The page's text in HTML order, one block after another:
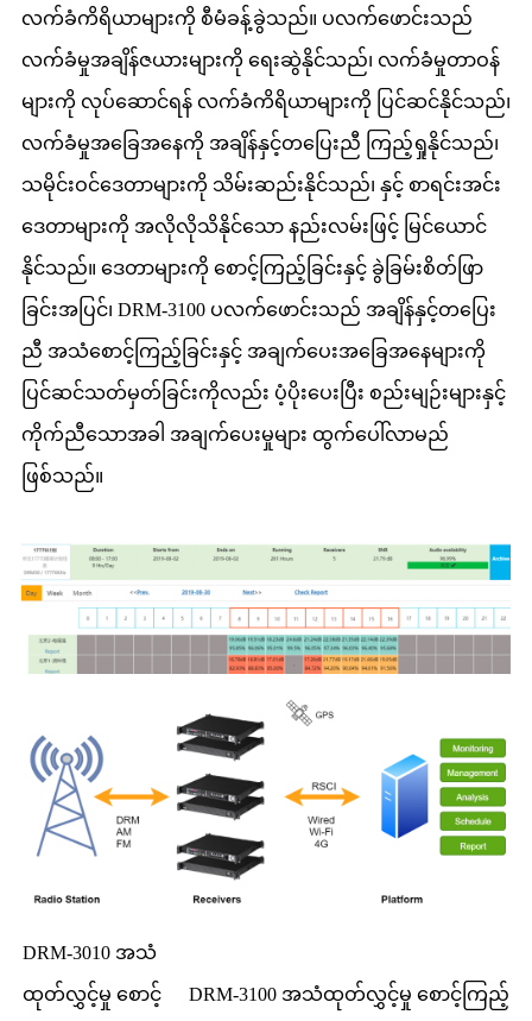
လက်ခံကိရိယာများကို စီမံခန့်ခွဲသည်။ ပလက်ဖောင်းသည်
လက်ခံမှုအချိန်ဇယားများကို ရေးဆွဲနိုင်သည်၊ လက်ခံမှုတာဝန်
များကို လုပ်ဆောင်ရန် လက်ခံကိရိယာများကို ပြင်ဆင်နိုင်သည်၊
လက်ခံမှုအခြေအနေကို အချိန်နှင့်တပြေးညီ ကြည့်ရှုနိုင်သည်၊
သမိုင်းဝင်ဒေတာများကို သိမ်းဆည်းနိုင်သည်၊ နှင့် စာရင်းအင်း
ဒေတာများကို အလိုလိုသိနိုင်သော နည်းလမ်းဖြင့် မြင်ယောင်
နိုင်သည်။ ဒေတာများကို စောင့်ကြည့်ခြင်းနှင့် ခွဲခြမ်းစိတ်ဖြာ
ခြင်းအပြင်၊ DRM-3100 ပလက်ဖောင်းသည် အချိန်နှင့်တပြေး
ညီ အသံစောင့်ကြည့်ခြင်းနှင့် အချက်ပေးအခြေအနေများကို
ပြင်ဆင်သတ်မှတ်ခြင်းကိုလည်း ပံ့ပိုးပေးပြီး စည်းမျဉ်းများနှင့်
ကိုက်ညီသောအခါ အချက်ပေးမှုများ ထွက်ပေါ်လာမည်
ဖြစ်သည်။
DRM-3010 အသံ
ထုတ်လွှင့်မှု စောင့် DRM-3100 အသံထုတ်လွှင့်မှု စောင့်ကြည့်